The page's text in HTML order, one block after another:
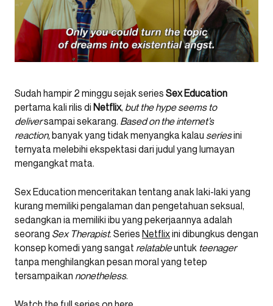
Sudah hampir 2 minggu sejak series Sex Education
pertama kali rilis di Netflix, but the hype seems to
deliversampai sekarang. Based on the internet’s
reaction,banyak yang tidak menyangka kalau seriesini
ternyata melebihi ekspektasi dari judul yang lumayan
mengangkat mata.
Sex Education menceritakan tentang anak laki-laki yang
kurang memiliki pengalaman dan pengetahuan seksual,
sedangkan ia memiliki ibu yang pekerjaannya adalah
seorang Sex Therapist. Series Netflixini dibungkus dengan
konsep komedi yang sangat relatableuntuk teenager
tanpa menghilangkan pesan moral yang tetep
tersampaikan nonetheless.